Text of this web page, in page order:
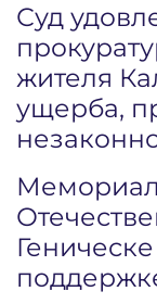
Суд
жителя
ущерба,